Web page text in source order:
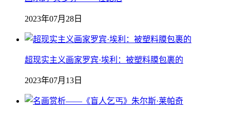
2023年07月28日
超现实主义画家罗宾·埃利：被塑料膜包裹的
2023年07月13日